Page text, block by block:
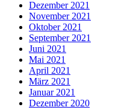
Dezember 2021
November 2021
Oktober 2021
September 2021
Juni 2021
Mai 2021
April 2021
März 2021
Januar 2021
Dezember 2020